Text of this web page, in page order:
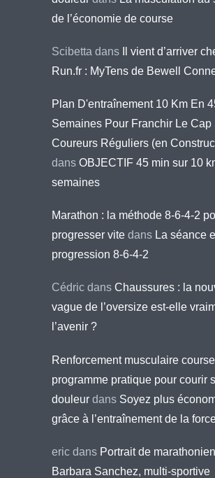
de l’économie de course
Scibetta dans
Il vient d’arriver
Run.fr : MyTens de Bewell
Plan D'entraînement 10 Km En
Semaines Pour Franchir Le Cap
Coureurs Réguliers (en
dans OBJECTIF 45 min sur 10
semaines
Marathon : la méthode 8-6-4-2
progresser vite dans La séance
progression 8-6-4-2
Cédric dans Chaussures : la
vague de l’oversize est-elle
l’avenir ?
Renforcement musculaire
programme pratique pour courir
douleur dans Soyez plus
grâce à l’entraînement de la
eric dans Portrait de
Barbara Sanchez, multi-sportive